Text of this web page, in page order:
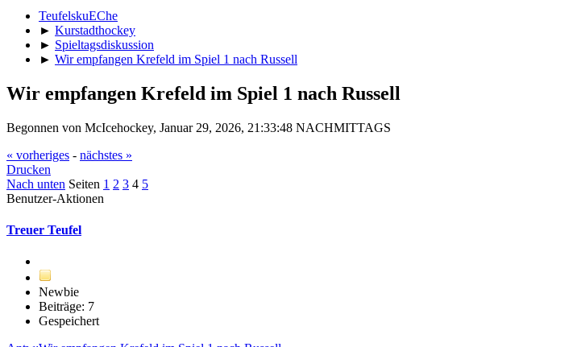
TeufelskuEChe
► Kurstadthockey
► Spieltagsdiskussion
► Wir empfangen Krefeld im Spiel 1 nach Russell
Wir empfangen Krefeld im Spiel 1 nach Russell
Begonnen von McIcehockey, Januar 29, 2026, 21:33:48 NACHMITTAGS
« vorheriges - nächstes »
Drucken
Nach unten Seiten 1 2 3 4 5
Benutzer-Aktionen
Treuer Teufel
Newbie
Beiträge: 7
Gespeichert